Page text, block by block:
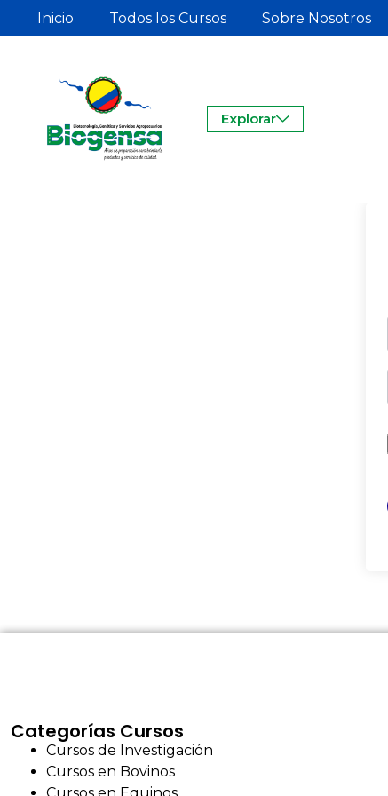
Inicio Todos los Cursos Sobre Nosotros
Explorar
Categorías Cursos
Cursos de Investigación
Cursos en Bovinos